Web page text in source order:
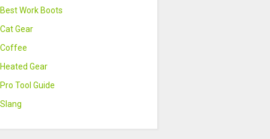
Best Work Boots
Cat Gear
Coffee
Heated Gear
Pro Tool Guide
Slang